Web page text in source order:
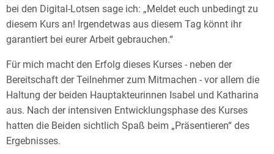
bei den Digital-Lotsen sage ich: „Meldet euch unbedingt zu
diesem Kurs an! Irgendetwas aus diesem Tag könnt ihr
garantiert bei eurer Arbeit gebrauchen.“
Für mich macht den Erfolg dieses Kurses - neben der
Bereitschaft der Teilnehmer zum Mitmachen - vor allem die
Haltung der beiden Hauptakteurinnen Isabel und Katharina
aus. Nach der intensiven Entwicklungsphase des Kurses
hatten die Beiden sichtlich Spaß beim „Präsentieren“ des
Ergebnisses.